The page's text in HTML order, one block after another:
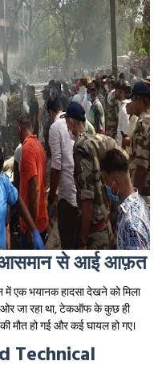
से आई आफ़त
एक भयानक हादसा देखने को मिला
ओर जा रहा था, टेकऑफ के कुछ ही
मौत हो गई और कई घायल हो गए।
Technical